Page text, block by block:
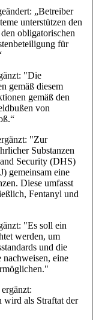
„Betreiber
unterstützen den
obligatorischen
für
"Die
gemäß diesem
gemäß den
von
"Zur
Substanzen
Security (DHS)
gemeinsam eine
Diese umfasst
Fentanyl und
"Es soll ein
werden, um
und die
eine
wird als Straftat der